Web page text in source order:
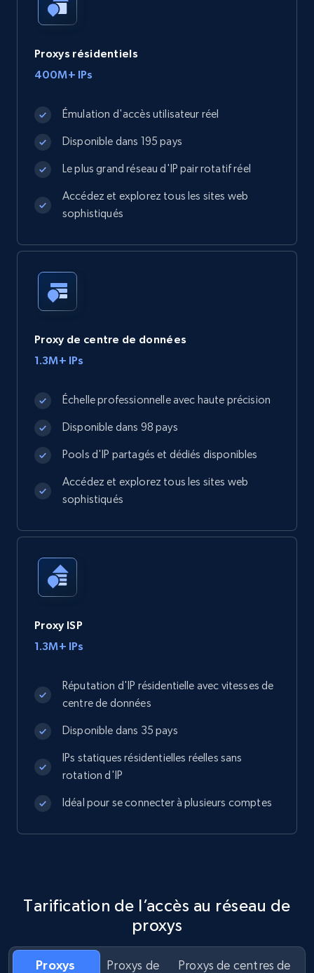
Proxys résidentiels
400M+ IPs
Émulation d'accès utilisateur réel
Disponible dans 195 pays
Le plus grand réseau d'IP pair rotatif réel
Accédez et explorez tous les sites web
sophistiqués
Proxy de centre de données
1.3M+ IPs
Échelle professionnelle avec haute précision
Disponible dans 98 pays
Pools d'IP partagés et dédiés disponibles
Accédez et explorez tous les sites web
sophistiqués
Proxy ISP
1.3M+ IPs
Réputation d'IP résidentielle avec vitesses de
centre de données
Disponible dans 35 pays
IPs statiques résidentielles réelles sans
rotation d'IP
Idéal pour se connecter à plusieurs comptes
Tarification de l’accès au réseau de
proxys
Proxys
Proxys de
Proxys de centres de